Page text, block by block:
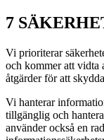
7
Vi prioriterar
och kommer att vidta
åtgärder för att
Vi hanterar
tillgänglig och
använder också en